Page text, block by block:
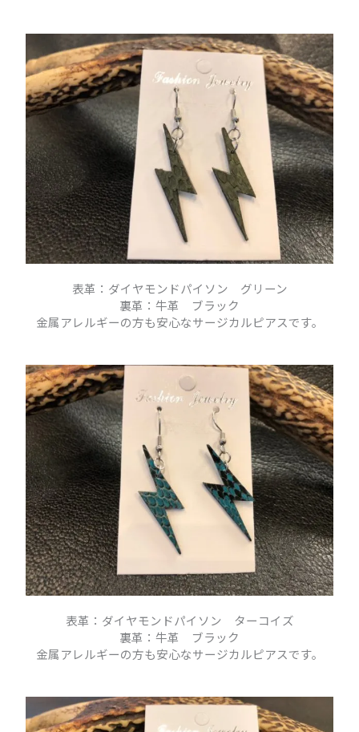
表革：ダイヤモンドパイソン グリーン
裏革：牛革 ブラック
金属アレルギーの方も安心なサージカルピアスです。
表革：ダイヤモンドパイソン ターコイズ
裏革：牛革 ブラック
金属アレルギーの方も安心なサージカルピアスです。